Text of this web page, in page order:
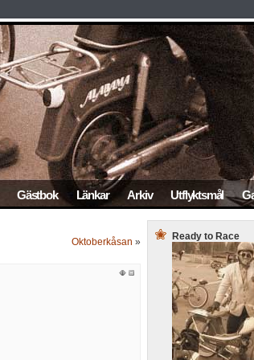
Gästbok Länkar Arkiv Utflyktsmål
Oktoberkåsan » Ready to Race